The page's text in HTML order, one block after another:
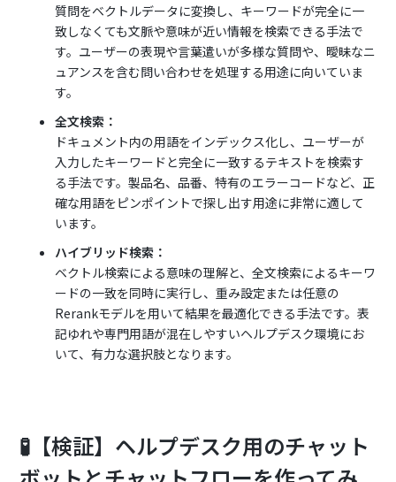
質問をベクトルデータに変換し、キーワードが完全に一
致しなくても文脈や意味が近い情報を検索できる手法で
す。ユーザーの表現や言葉遣いが多様な質問や、曖昧なニ
ュアンスを含む問い合わせを処理する用途に向いていま
す。
全文検索：
ドキュメント内の用語をインデックス化し、ユーザーが
入力したキーワードと完全に一致するテキストを検索す
る手法です。製品名、品番、特有のエラーコードなど、正
確な用語をピンポイントで探し出す用途に非常に適して
います。
ハイブリッド検索：
ベクトル検索による意味の理解と、全文検索によるキーワ
ードの一致を同時に実行し、重み設定または任意の
Rerankモデルを用いて結果を最適化できる手法です。表
記ゆれや専門用語が混在しやすいヘルプデスク環境にお
いて、有力な選択肢となります。
🧪【検証】ヘルプデスク用のチャット